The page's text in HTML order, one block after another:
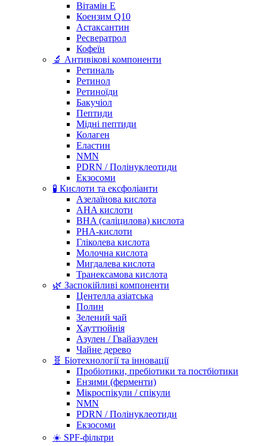
Вітамін Е
Коензим Q10
Астаксантин
Ресвератрол
Кофеїн
🔬 Антивікові компоненти
Ретиналь
Ретинол
Ретиноїди
Бакучіол
Пептиди
Мідні пептиди
Колаген
Еластин
NMN
PDRN / Полінуклеотиди
Екзосоми
🧪 Кислоти та ексфоліанти
Азелаїнова кислота
AHA кислоти
BHA (саліцилова) кислота
PHA-кислоти
Гліколева кислота
Молочна кислота
Мигдалева кислота
Транексамова кислота
🌿 Заспокійливі компоненти
Центелла азіатська
Полин
Зелений чай
Хауттюйнія
Азулен / Гвайазулен
Чайне дерево
🧬 Біотехнології та інновації
Пробіотики, пребіотики та постбіотики
Ензими (ферменти)
Мікроспікули / спікули
NMN
PDRN / Полінуклеотиди
Екзосоми
☀️ SPF-фільтри